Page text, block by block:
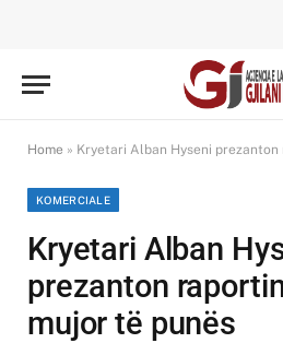
Home » Kryetari Alban Hyseni prezanton
KOMERCIALE
Kryetari Alban
prezanton
mujor të punës